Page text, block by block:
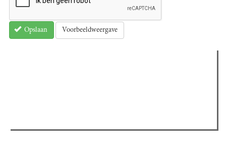
Opslaan Voorbeeldweergave